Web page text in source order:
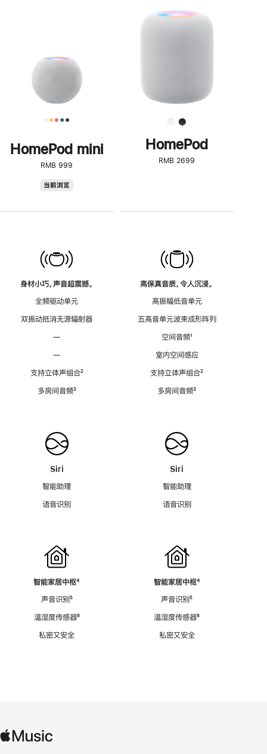
HomePod mini
RMB 999
当前浏览
身材小巧，声音超震撼。
全频驱动单元
双振动抵消无源辐射器
—
—
支持立体声组合脚
²
多房间音频脚
³
Siri
智能助理
语音识别
智能家居中枢脚
⁴
声音识别脚
⁵
温湿度传感器脚
⁶
私密又安全
步
了
解
HomePod<
HomePod
RMB 2699
高保真音质，令人沉浸。
高振幅低音单元
五高音单元波束成形阵列
空间音频脚
¹
室内空间感应
支持立体声组合脚
²
多房间音频脚
³
Siri
智能助理
语音识别
智能家居中枢脚
⁴
声音识别脚
⁵
温湿度传感器脚
⁶
私密又安全